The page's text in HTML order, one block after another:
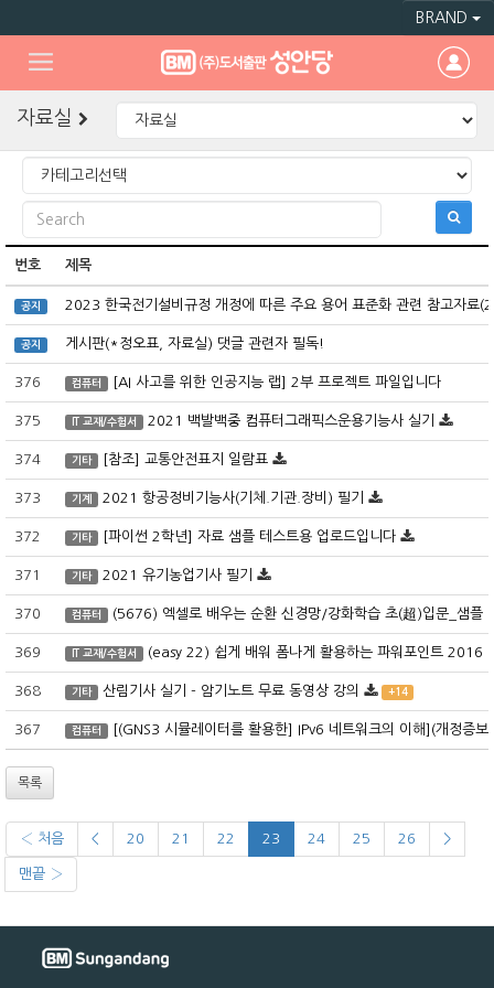
BRAND
자료실
번호 제목
공지 2023 한국전기설비규정 개정에 따른 주요 용어 표준화 관련 참고자료
공지 게시판(*정오표, 자료실) 댓글 관련자 필독!
376 컴퓨터 [AI 사고를 위한 인공지능 랩] 2부 프로젝트 파일입니다
375 IT 교재/수험서 2021 백발백중 컴퓨터그래픽스운용기능사 실기
374 기타 [참조] 교통안전표지 일람표
373 기계 2021 항공정비기능사(기체.기관.장비) 필기
372 기타 [파이썬 2학년] 자료 샘플 테스트용 업로드입니다
371 기타 2021 유기농업기사 필기
370 컴퓨터 (5676) 엑셀로 배우는 순환 신경망/강화학습 초(超)입문_샘플
369 IT 교재/수험서 (easy 22) 쉽게 배워 폼나게 활용하는 파워포인트 2016
368 기타 산림기사 실기 - 암기노트 무료 동영상 강의 +14
367 컴퓨터 [(GNS3 시뮬레이터를 활용한] IPv6 네트워크의 이해](개정증
목록
‹ 처음 < 20 21 22 23 24 25 26 >
맨끝 ›